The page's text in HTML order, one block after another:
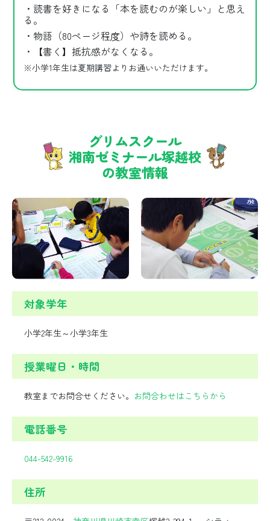
・読書を好きになる「本を読むのが楽しい」と思え
る。
・物語（80ページ程度）や詩を読める。
・【書く】抵抗感がなくなる。
※小学1年生は夏期講習よりお通いいただけます。
グリムスクール
湘南ゼミナール塚越校
の教室情報
対象学年
小学2年生～小学3年生
授業曜日・時間
教室までお問合せください。 お問合わせはこちらから
電話番号
044-542-9916
住所